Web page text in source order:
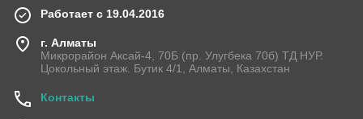
Работает с 19.04.2016
г. Алматы
Микрорайон Аксай-4, 70Б (пр. Улугбека 70б) ТД НУР.
Цокольный этаж. Бутик 4/1, Алматы, Казахстан
Контакты